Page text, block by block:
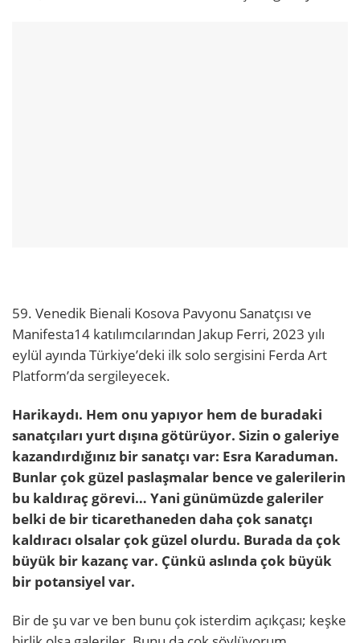
59. Venedik Bienali Kosova Pavyonu Sanatçısı ve
Manifesta14 katılımcılarından Jakup Ferri, 2023 yılı
eylül ayında Türkiye’deki ilk solo sergisini Ferda Art
Platform’da sergileyecek.
Harikaydı. Hem onu yapıyor hem de buradaki
sanatçıları yurt dışına götürüyor. Sizin o galeriye
kazandırdığınız bir sanatçı var: Esra Karaduman.
Bunlar çok güzel paslaşmalar bence ve galerilerin
bu kaldıraç görevi… Yani günümüzde galeriler
belki de bir ticarethaneden daha çok sanatçı
kaldıracı olsalar çok güzel olurdu. Burada da çok
büyük bir kazanç var. Çünkü aslında çok büyük
bir potansiyel var.
Bir de şu var ve ben bunu çok isterdim açıkçası; keşke